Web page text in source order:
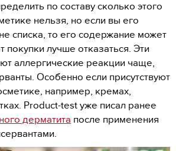
по составу сколько этого
нельзя, но если вы его
списка, то его содержание может
покупки лучше отказаться. Эти
аллергические реакции чаще,
Особенно если присутствуют
например, кремах,
Product-test уже писал ранее
дерматита после применения